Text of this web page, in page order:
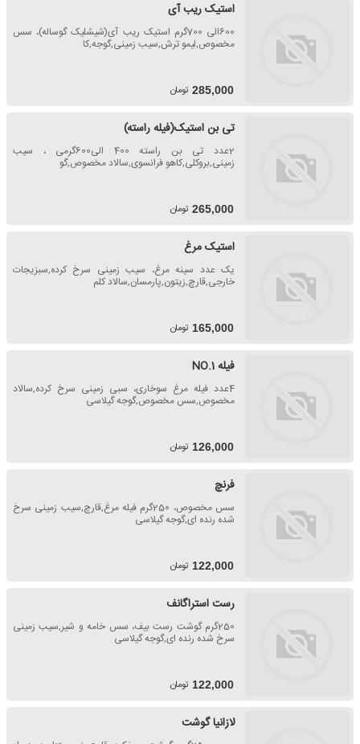
استیک ریب آی
600الی 700گرم استیک ریب آی(شیشلیک گوساله)، سس
مخصوص,لیمو ترش,سیب زمینی,گوجه,کا
285,000 تومان
تی بن استیک(فیله راسته)
2عدد تی بن راسته 400 الی600گرمی ، سیب
زمینی,بروکلی,کاهو فرانسوی,سالاد مخصوص,گو
265,000 تومان
استیک مرغ
یک عدد سینه مرغ، سیب زمینی سرخ کرده,سبزیجات
خارجی,قارچ,زیتون,پارمسان,سالاد کلم
165,000 تومان
فیله NO.1
4عدد فیله مرغ سوخاری، سبی زمینی سرخ کرده,سالاد
مخصوص,سس مخصوص,گوجه گیلاسی
126,000 تومان
فرنچ
سس مخصوص، 250گرم فیله مرغ,قارچ,سیب زمینی سرخ
شده رنده ای,گوجه گیلاسی
122,000 تومان
رست استراگانف
250گرم گوشت رست بیف، سس خامه و شیر,سیب زمینی
سرخ شده رنده ای,گوجه گیلاسی
122,000 تومان
لازانیا گوشت